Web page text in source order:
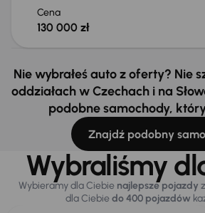
Cena
130 000 zł
Nie wybrałeś auto z oferty? Nie
oddziałach w Czechach i na
podobne samochody,
Znajdź podobny
Wybraliśmy
Wybieramy dla Ciebie najlepsze pojazdy
dla Ciebiedo 400 pojazdów